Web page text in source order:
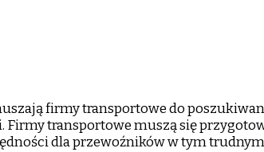
firmy transportowe do
transportowe muszą się
dla przewoźników w tym